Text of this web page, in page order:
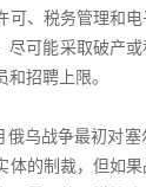
可、税务管理和
尽可能采取破产
和招聘上限。
俄乌战争最初对
体的制裁，但如